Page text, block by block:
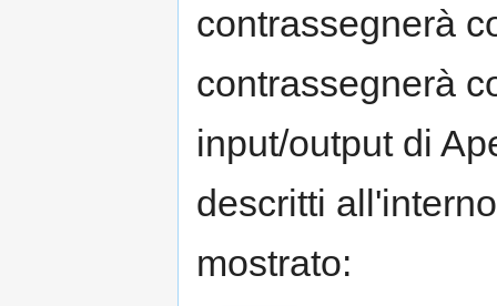
contrassegnerà
contrassegnerà
input/output di
descritti
mostrato: